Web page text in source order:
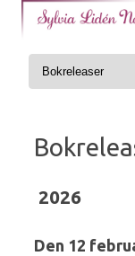
2026
Den 12